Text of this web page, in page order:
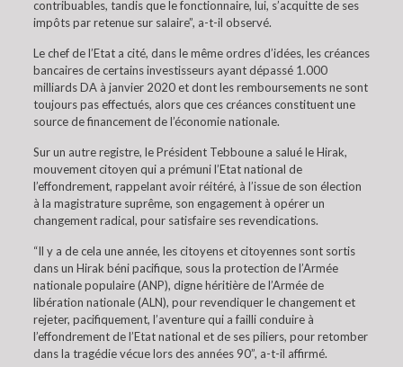
contribuables, tandis que le fonctionnaire, lui, s’acquitte de ses
impôts par retenue sur salaire”, a-t-il observé.
Le chef de l’Etat a cité, dans le même ordres d’idées, les créances
bancaires de certains investisseurs ayant dépassé 1.000
milliards DA à janvier 2020 et dont les remboursements ne sont
toujours pas effectués, alors que ces créances constituent une
source de financement de l’économie nationale.
Sur un autre registre, le Président Tebboune a salué le Hirak,
mouvement citoyen qui a prémuni l’Etat national de
l’effondrement, rappelant avoir réitéré, à l’issue de son élection
à la magistrature suprême, son engagement à opérer un
changement radical, pour satisfaire ses revendications.
“Il y a de cela une année, les citoyens et citoyennes sont sortis
dans un Hirak béni pacifique, sous la protection de l’Armée
nationale populaire (ANP), digne héritière de l’Armée de
libération nationale (ALN), pour revendiquer le changement et
rejeter, pacifiquement, l’aventure qui a failli conduire à
l’effondrement de l’Etat national et de ses piliers, pour retomber
dans la tragédie vécue lors des années 90”, a-t-il affirmé.